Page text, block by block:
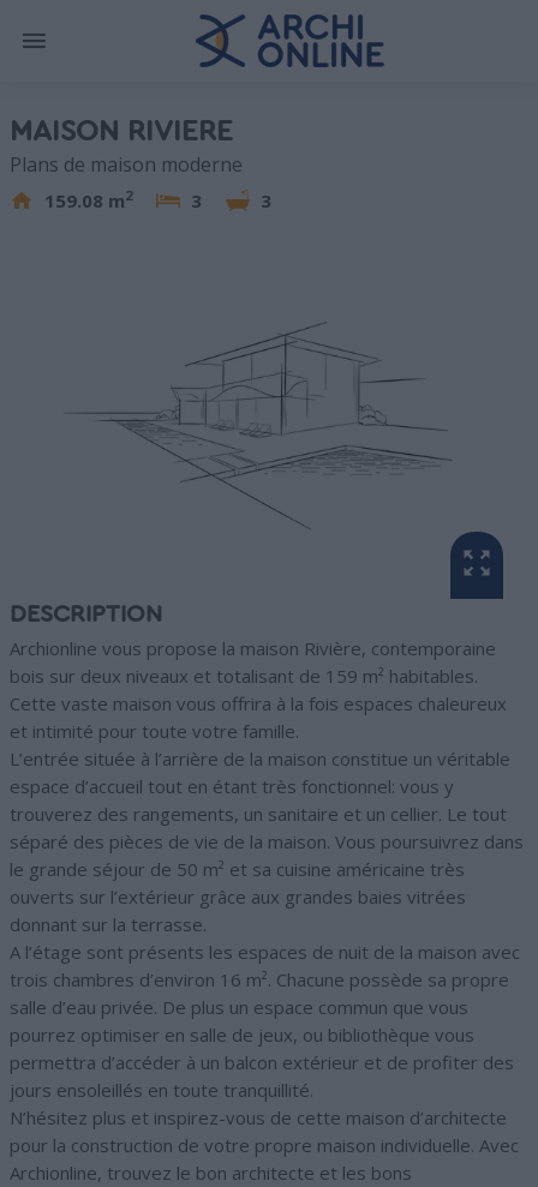
MAISON RIVIERE
Plans de maison moderne
159.08 m2 3 3
DESCRIPTION
Archionline vous propose la maison Rivière, contemporaine
bois sur deux niveaux et totalisant de 159 m² habitables.
Cette vaste maison vous offrira à la fois espaces chaleureux
et intimité pour toute votre famille.
L’entrée située à l’arrière de la maison constitue un véritable
espace d’accueil tout en étant très fonctionnel: vous y
trouverez des rangements, un sanitaire et un cellier. Le tout
séparé des pièces de vie de la maison. Vous poursuivrez dans
le grande séjour de 50 m² et sa cuisine américaine très
ouverts sur l’extérieur grâce aux grandes baies vitrées
donnant sur la terrasse.
A l’étage sont présents les espaces de nuit de la maison avec
trois chambres d’environ 16 m². Chacune possède sa propre
salle d’eau privée. De plus un espace commun que vous
pourrez optimiser en salle de jeux, ou bibliothèque vous
permettra d’accéder à un balcon extérieur et de profiter des
jours ensoleillés en toute tranquillité.
N’hésitez plus et inspirez-vous de cette maison d’architecte
pour la construction de votre propre maison individuelle. Avec
Archionline, trouvez le bon architecte et les bons